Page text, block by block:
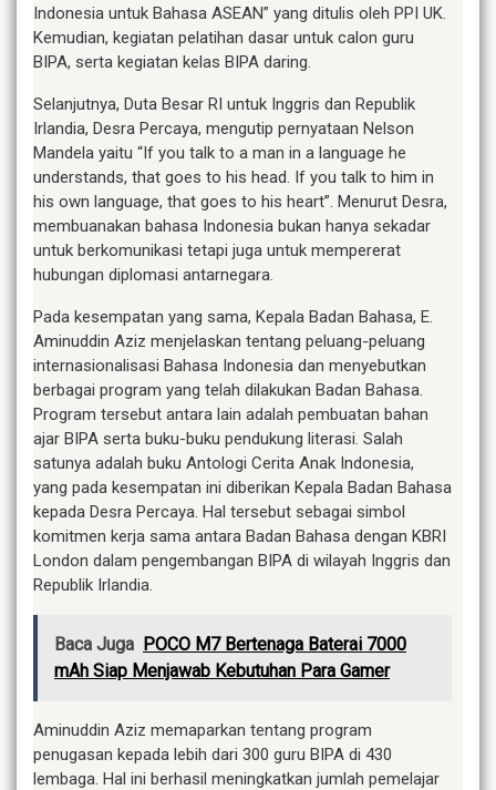
Indonesia untuk Bahasa ASEAN” yang ditulis oleh PPI UK.
Kemudian, kegiatan pelatihan dasar untuk calon guru
BIPA, serta kegiatan kelas BIPA daring.
Selanjutnya, Duta Besar RI untuk Inggris dan Republik
Irlandia, Desra Percaya, mengutip pernyataan Nelson
Mandela yaitu “If you talk to a man in a language he
understands, that goes to his head. If you talk to him in
his own language, that goes to his heart”. Menurut Desra,
membuanakan bahasa Indonesia bukan hanya sekadar
untuk berkomunikasi tetapi juga untuk mempererat
hubungan diplomasi antarnegara.
Pada kesempatan yang sama, Kepala Badan Bahasa, E.
Aminuddin Aziz menjelaskan tentang peluang-peluang
internasionalisasi Bahasa Indonesia dan menyebutkan
berbagai program yang telah dilakukan Badan Bahasa.
Program tersebut antara lain adalah pembuatan bahan
ajar BIPA serta buku-buku pendukung literasi. Salah
satunya adalah buku Antologi Cerita Anak Indonesia,
yang pada kesempatan ini diberikan Kepala Badan Bahasa
kepada Desra Percaya. Hal tersebut sebagai simbol
komitmen kerja sama antara Badan Bahasa dengan KBRI
London dalam pengembangan BIPA di wilayah Inggris dan
Republik Irlandia.
Baca Juga POCO M7 Bertenaga Baterai 7000
mAh Siap Menjawab Kebutuhan Para Gamer
Aminuddin Aziz memaparkan tentang program
penugasan kepada lebih dari 300 guru BIPA di 430
lembaga. Hal ini berhasil meningkatkan jumlah pemelajar